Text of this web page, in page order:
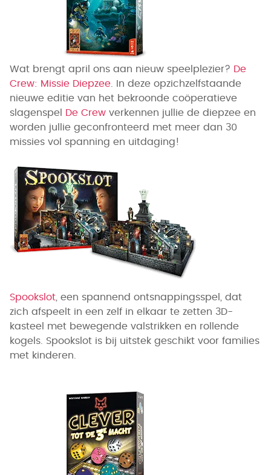
Wat brengt april ons aan nieuw speelplezier? De
Crew: Missie Diepzee . In deze opzichzelfstaande
nieuwe editie van het bekroonde coöperatieve
slagenspel
De Crew verkennen jullie de diepzee en
worden jullie geconfronteerd met meer dan 30
missies vol spanning en uitdaging!
Spookslot , een spannend ontsnappingsspel, dat
zich afspeelt in een zelf in elkaar te zetten 3D-
kasteel met bewegende valstrikken en rollende
kogels. Spookslot is bij uitstek geschikt voor families
met kinderen.